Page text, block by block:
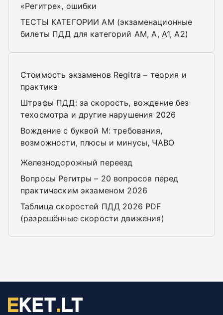
«Регитре», ошибки
ТЕСТЫ КАТЕГОРИИ AM (экзаменационные
билеты ПДД для категорий AM, A, A1, A2)
Стоимость экзаменов Regitra – теория и
практика
Штрафы ПДД: за скорость, вождение без
техосмотра и другие нарушения 2026
Вождение с буквой M: требования,
возможности, плюсы и минусы, ЧАВО
Железнодорожный переезд
Вопросы Регитры – 20 вопросов перед
практическим экзаменом 2026
Таблица скоростей ПДД 2026 PDF
(разрешённые скорости движения)